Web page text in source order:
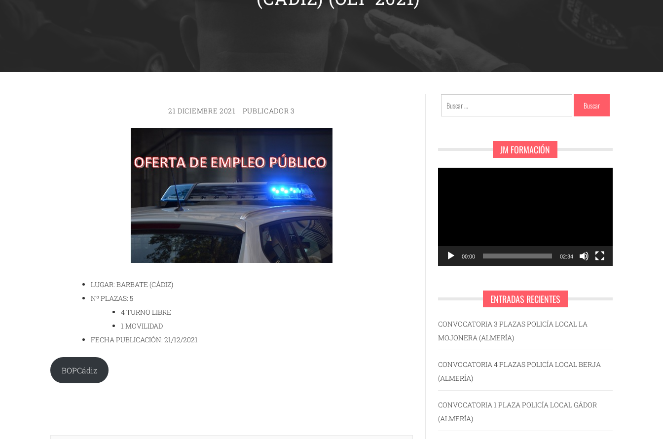
21 DICIEMBRE 2021 PUBLICADOR 3
LUGAR: BARBATE (CÁDIZ)
Nº PLAZAS: 5
4 TURNO LIBRE
1 MOVILIDAD
FECHA PUBLICACIÓN: 21/12/2021
BOPCádiz
Buscar:
JM FORMACIÓN
00:00 02:34
ENTRADAS RECIENTES
CONVOCATORIA 3 PLAZAS POLICÍA LOCAL LA
MOJONERA (ALMERÍA)
CONVOCATORIA 4 PLAZAS POLICÍA LOCAL BERJA
(ALMERÍA)
CONVOCATORIA 1 PLAZA POLICÍA LOCAL GÁDOR
(ALMERÍA)